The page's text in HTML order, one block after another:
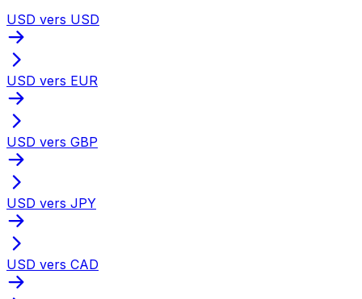
USD vers USD
USD vers EUR
USD vers GBP
USD vers JPY
USD vers CAD